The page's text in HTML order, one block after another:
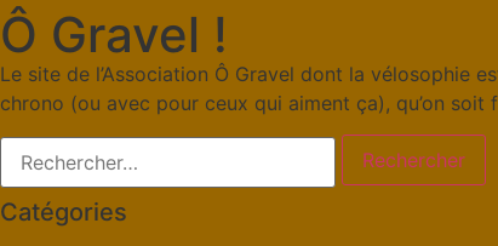
Ô Gravel !
Le site de l’Association Ô Gravel dont la vélosophie
chrono (ou avec pour ceux qui aiment ça), qu’on soit
Catégories